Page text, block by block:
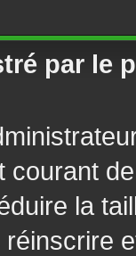
par le
courant
la